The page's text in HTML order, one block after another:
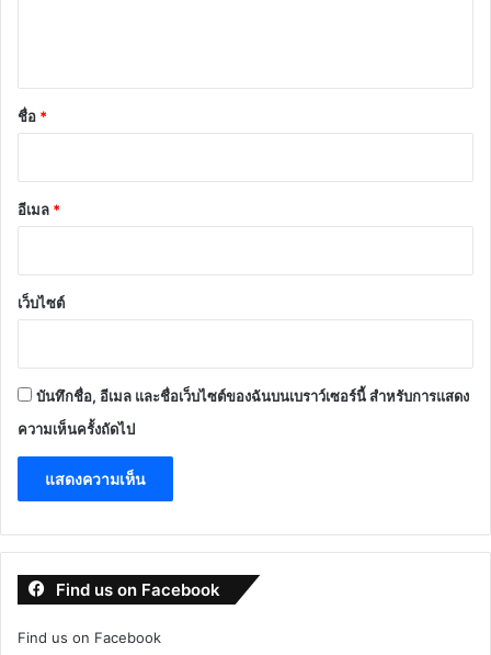
*
ชื่อ *
อีเมล *
เว็บไซต์
บันทึกชื่อ, อีเมล และชื่อเว็บไซต์ของฉันบนเบราว์เซอร์นี้ สำหรับการแสดง
ความเห็นครั้งถัดไป
Find us on Facebook
Find us on Facebook